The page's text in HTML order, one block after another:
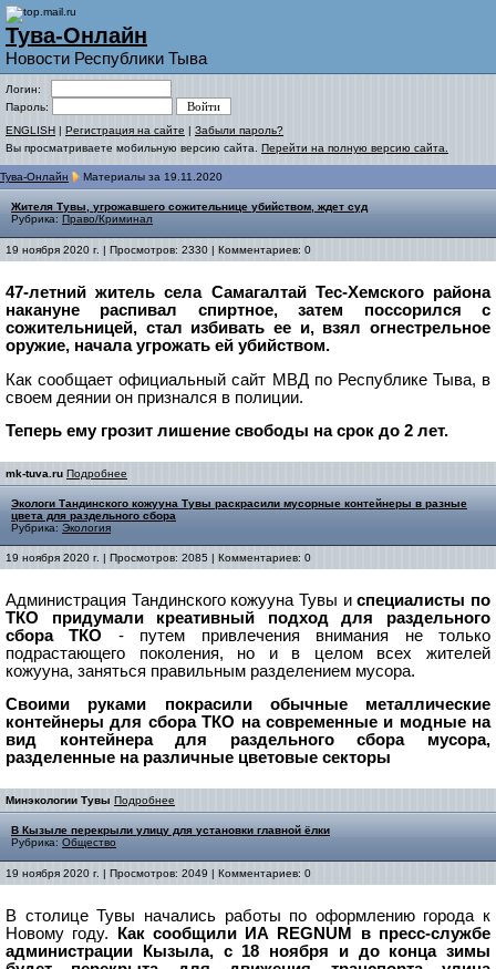
Тува-Онлайн
Новости Республики Тыва
Логин:
Пароль:
ENGLISH | Регистрация на сайте | Забыли пароль?
Вы просматриваете мобильную версию сайта. Перейти на полную версию сайта.
Тува-Онлайн Материалы за 19.11.2020
Жителя Тувы, угрожавшего сожительнице убийством, ждет суд
Рубрика: Право/Криминал
19 ноября 2020 г. | Просмотров: 2330 | Комментариев: 0
47-летний житель села Самагалтай Тес-Хемского района
накануне распивал спиртное, затем поссорился с
сожительницей, стал избивать ее и, взял огнестрельное
оружие, начала угрожать ей убийством.
Как сообщает официальный сайт МВД по Республике Тыва, в
своем деянии он признался в полиции.
Теперь ему грозит лишение свободы на срок до 2 лет.
mk-tuva.ru Подробнее
Экологи Тандинского кожууна Тувы раскрасили мусорные контейнеры в разные
цвета для раздельного сбора
Рубрика: Экология
19 ноября 2020 г. | Просмотров: 2085 | Комментариев: 0
Администрация Тандинского кожууна Тувы испециалисты по
ТКО придумали креативный подход для раздельного
сбора ТКО - путем привлечения внимания не только
подрастающего поколения, но и в целом всех жителей
кожууна, заняться правильным разделением мусора.
Своими руками покрасили обычные металлические
контейнеры для сбора ТКО на современные и модные на
вид контейнера для раздельного сбора мусора,
разделенные на различные цветовые секторы
Минэкологии Тувы Подробнее
В Кызыле перекрыли улицу для установки главной ёлки
Рубрика: Общество
19 ноября 2020 г. | Просмотров: 2049 | Комментариев: 0
В столице Тувы начались работы по оформлению города к
Новому году.
Как сообщили ИА REGNUM в пресс-службе
администрации Кызыла, с 18 ноября и до конца зимы